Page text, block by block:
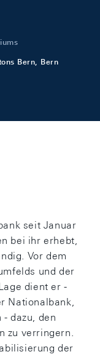
Bern, Bern
seit Januar
bei ihr erhebt,
Vor dem
und der
dient er -
Nationalbank,
dazu, den
zu verringern.
der